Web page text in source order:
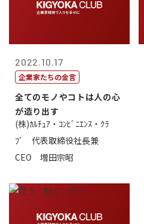
2022.10.17
企業家たちの金言
全てのモノやコトは人の心
が造り出す
(株)ｶﾙﾁｭｱ・ｺﾝﾋﾞﾆｴﾝｽ・ｸﾗ
ﾌﾞ 代表取締役社長兼
CEO 増田宗昭